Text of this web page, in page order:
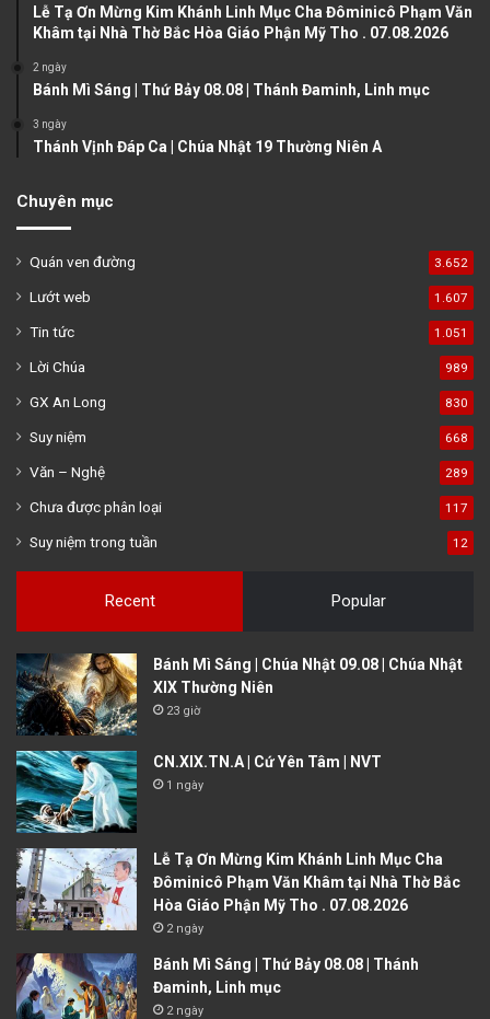
g
Lễ Tạ Ơn Mừng Kim Khánh Linh Mục Cha Đôminicô Phạm Văn
Khâm tại Nhà Thờ Bắc Hòa Giáo Phận Mỹ Tho . 07.08.2026
2 ngày
Bánh Mì Sáng | Thứ Bảy 08.08 | Thánh Đaminh, Linh mục
3 ngày
Thánh Vịnh Đáp Ca | Chúa Nhật 19 Thường Niên A
Chuyên mục
Quán ven đường 3.652
Lướt web 1.607
Tin tức 1.051
Lời Chúa 989
GX An Long 830
Suy niệm 668
Văn – Nghệ 289
Chưa được phân loại 117
Suy niệm trong tuần 12
Recent Popular
Bánh Mì Sáng | Chúa Nhật 09.08 | Chúa Nhật
XIX Thường Niên
23 giờ
CN.XIX.TN.A | Cứ Yên Tâm | NVT
1 ngày
Lễ Tạ Ơn Mừng Kim Khánh Linh Mục Cha
Đôminicô Phạm Văn Khâm tại Nhà Thờ Bắc
Hòa Giáo Phận Mỹ Tho . 07.08.2026
2 ngày
Bánh Mì Sáng | Thứ Bảy 08.08 | Thánh
Đaminh, Linh mục
2 ngày